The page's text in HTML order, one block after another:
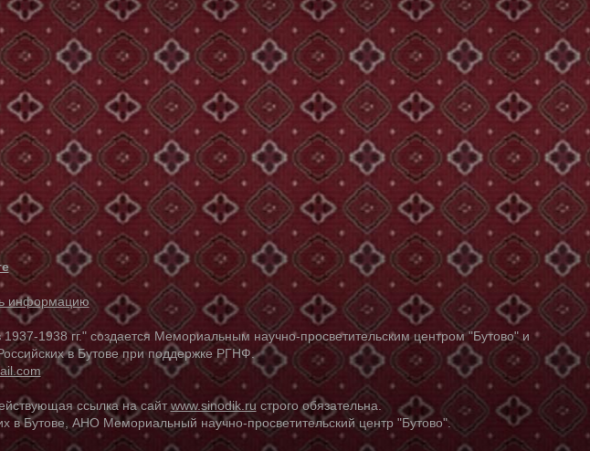
информацию
1938 гг." создается Мемориальным научно-просветительским центром "Бутово" и
в Бутове при поддержке РГНФ.
ссылка на сайтwww.sinodik.ru строго обязательна.
Бутове, АНО Мемориальный научно-просветительский центр "Бутово".